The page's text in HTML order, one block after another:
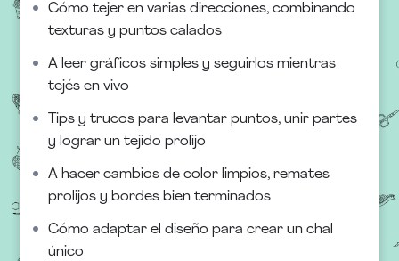
Cómo tejer en varias direcciones, combinando
texturas y puntos calados
A leer gráficos simples y seguirlos mientras
tejés en vivo
Tips y trucos para levantar puntos, unir partes
y lograr un tejido prolijo
A hacer cambios de color limpios, remates
prolijos y bordes bien terminados
Cómo adaptar el diseño para crear un chal
único